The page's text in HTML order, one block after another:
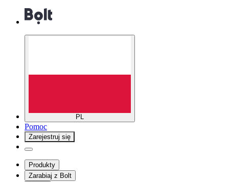
PL
Pomoc
Zarejestruj się
Produkty
Zarabiaj z Bolt